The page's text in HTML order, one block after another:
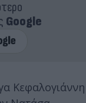
Google
Κεφαλογιάννη